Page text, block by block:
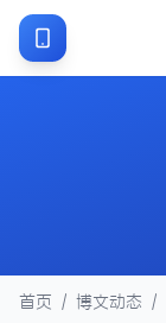
首页 / 博文动态 /